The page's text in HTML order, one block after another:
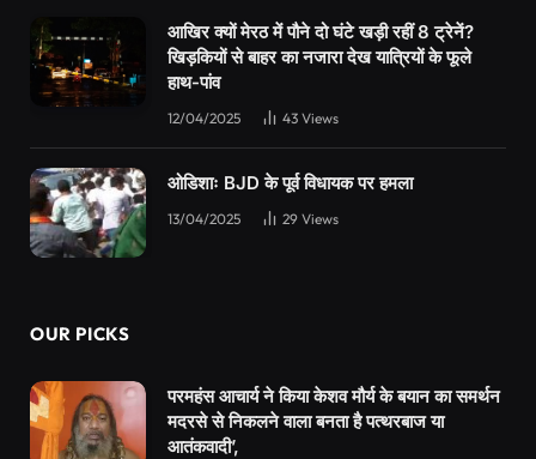
आखिर क्यों मेरठ में पौने दो घंटे खड़ी रहीं 8 ट्रेनें?
खिड़कियों से बाहर का नजारा देख यात्रियों के फूले
हाथ-पांव
12/04/2025 43 Views
ओडिशाः BJD के पूर्व विधायक पर हमला
13/04/2025 29 Views
OUR PICKS
परमहंस आचार्य ने किया केशव मौर्य के बयान का समर्थन
मदरसे से निकलने वाला बनता है पत्थरबाज या
आतंकवादी’,